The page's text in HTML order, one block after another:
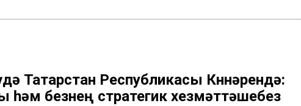
Татарстан Республикасы Көннәрендә:
һәм безнең стратегик хезмәттәшебез